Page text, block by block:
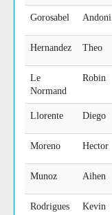
Gorosabel Andoni
Hernandez Theo
Le
Normand
Robin
Llorente Diego
Moreno Hector
Munoz Aihen
Rodrigues Kevin